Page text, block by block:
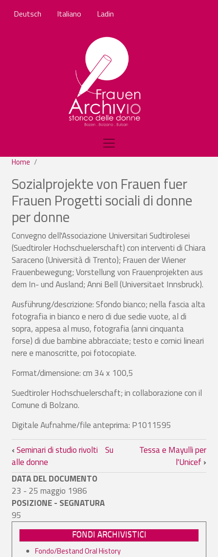
Deutsch Italiano Ladin
Home
Sozialprojekte von Frauen fuer
Frauen Progetti sociali di donne
per donne
Convegno dell'Associazione Universitari Sudtirolesei
(Suedtiroler Hochschuelerschaft) con interventi di Chiara
Saraceno (Università di Trento); Frauen der Wiener
Frauenbewegung; Vorstellung von Frauenprojekten aus
dem In- und Ausland; Anni Bell (Universitaet Innsbruck).
Ausführung/descrizione: Sfondo bianco; nella fascia alta
fotografia in bianco e nero di due sedie vuote, al di
sopra, appesa al muso, fotografia (anni cinquanta
forse) di due bambine abbracciate; testo e cornici lineari
nere e manoscritte, poi fotocopiate.
Format/dimensione: cm 34 x 100,5
Suedtiroler Hochschuelerschaft; in collaborazione con il
Comune di Bolzano.
Digitale Aufnahme/file anteprima: P1011595
Link di attraversamento del book per
‹Seminari di studio rivolti
alle donne
Su
Tessa e Mayulli per
l'Unicef ›
DATA DEL DOCUMENTO
23 - 25 maggio 1986
POSIZIONE - SEGNATURA
95
FONDI ARCHIVISTICI
Fondo/Bestand Oral History